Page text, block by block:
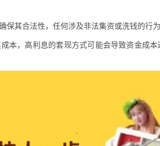
其合法性，任何涉及非法集资或洗钱的行为
本，高利息的套现方式可能会导致资金成